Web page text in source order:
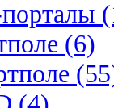
(6)